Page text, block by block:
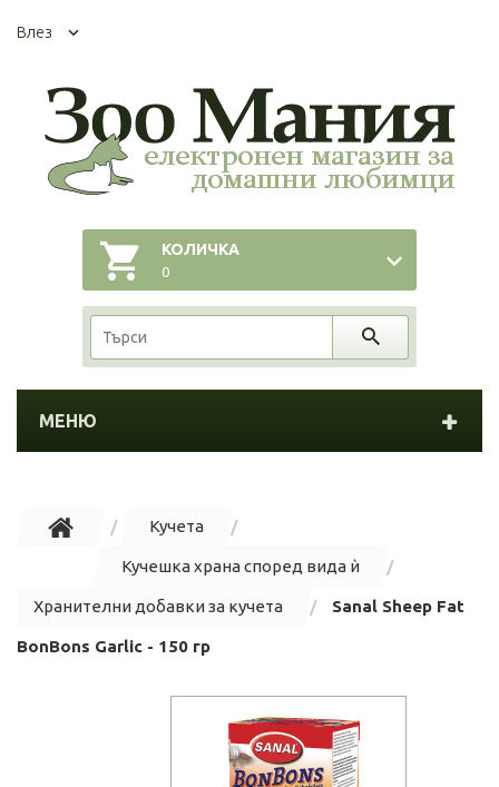
Влез
КОЛИЧКА
0
МЕНЮ
Кучета
Кучешка храна според вида ѝ
Хранителни добавки за кучета Sanal Sheep Fat
BonBons Garlic - 150 гр